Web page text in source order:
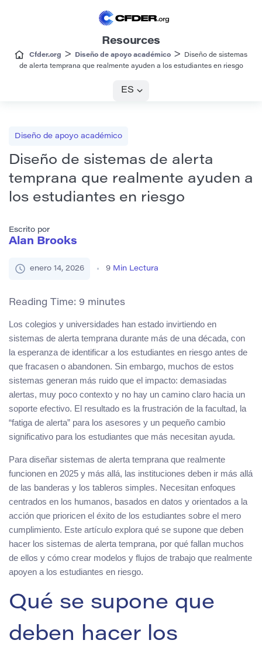
Resources
Cfder.org > Diseño de apoyo académico >
Diseño de sistemas
de alerta temprana que realmente ayuden a los estudiantes en riesgo
ES
Diseño de apoyo académico
Diseño de sistemas de alerta
temprana que realmente ayuden a
los estudiantes en riesgo
Escrito por
Alan Brooks
enero 14, 2026 9 Min Lectura
Reading Time: 9 minutes
Los colegios y universidades han estado invirtiendo en
sistemas de alerta temprana durante más de una década, con
la esperanza de identificar a los estudiantes en riesgo antes de
que fracasen o abandonen. Sin embargo, muchos de estos
sistemas generan más ruido que el impacto: demasiadas
alertas, muy poco contexto y no hay un camino claro hacia un
soporte efectivo. El resultado es la frustración de la facultad, la
“fatiga de alerta” para los asesores y un pequeño cambio
significativo para los estudiantes que más necesitan ayuda.
Para diseñar sistemas de alerta temprana que realmente
funcionen en 2025 y más allá, las instituciones deben ir más allá
de las banderas y los tableros simples. Necesitan enfoques
centrados en los humanos, basados en datos y orientados a la
acción que prioricen el éxito de los estudiantes sobre el mero
cumplimiento. Este artículo explora qué se supone que deben
hacer los sistemas de alerta temprana, por qué fallan muchos
de ellos y cómo crear modelos y flujos de trabajo que realmente
apoyen a los estudiantes en riesgo.
Qué se supone que
deben hacer los